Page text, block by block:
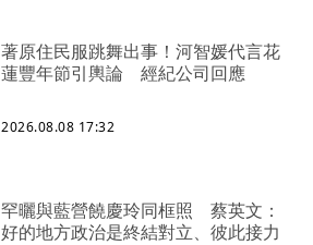
著原住民服跳舞出事！河智媛代言花
蓮豐年節引輿論 經紀公司回應
2026.08.08 17:32
罕曬與藍營饒慶玲同框照 蔡英文：
好的地方政治是終結對立、彼此接力